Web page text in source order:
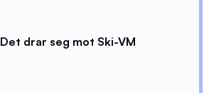
Det drar seg mot Ski-VM